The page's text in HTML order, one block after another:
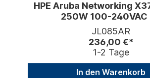
HPE Aruba Networking
250W 100-240VAC
JL085AR
236,00 €*
1-2 Tage
In den Warenkorb